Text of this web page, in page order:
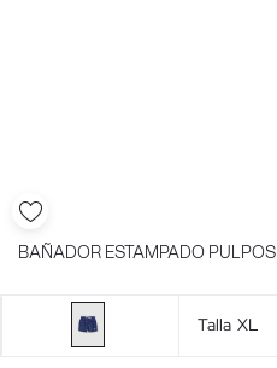
BAÑADOR ESTAMPADO PULPOS
Talla XL